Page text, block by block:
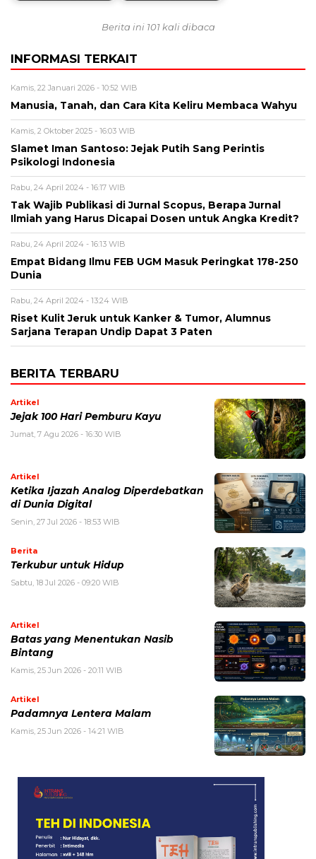
Berita ini 101 kali dibaca
INFORMASI TERKAIT
Kamis, 22 Januari 2026 - 10:52 WIB
Manusia, Tanah, dan Cara Kita Keliru Membaca Wahyu
Kamis, 2 Oktober 2025 - 16:03 WIB
Slamet Iman Santoso: Jejak Putih Sang Perintis
Psikologi Indonesia
Rabu, 24 April 2024 - 16:17 WIB
Tak Wajib Publikasi di Jurnal Scopus, Berapa Jurnal
Ilmiah yang Harus Dicapai Dosen untuk Angka Kredit?
Rabu, 24 April 2024 - 16:13 WIB
Empat Bidang Ilmu FEB UGM Masuk Peringkat 178-250
Dunia
Rabu, 24 April 2024 - 13:24 WIB
Riset Kulit Jeruk untuk Kanker & Tumor, Alumnus
Sarjana Terapan Undip Dapat 3 Paten
BERITA TERBARU
Artikel
Jejak 100 Hari Pemburu Kayu
Jumat, 7 Agu 2026 - 16:30 WIB
Artikel
Ketika Ijazah Analog Diperdebatkan
di Dunia Digital
Senin, 27 Jul 2026 - 18:53 WIB
Berita
Terkubur untuk Hidup
Sabtu, 18 Jul 2026 - 09:20 WIB
Artikel
Batas yang Menentukan Nasib
Bintang
Kamis, 25 Jun 2026 - 20:11 WIB
Artikel
Padamnya Lentera Malam
Kamis, 25 Jun 2026 - 14:21 WIB